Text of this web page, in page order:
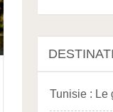
Tunisie : Le